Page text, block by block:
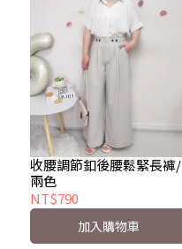
收腰調節釦後腰鬆緊長褲/
兩色
NT$790
加入購物車